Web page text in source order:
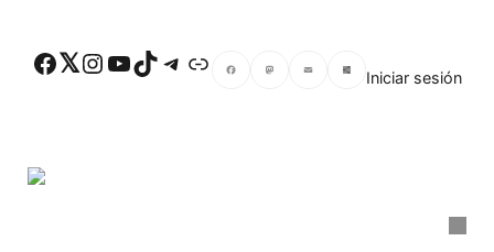
Facebook Twitter Instagram YouTube TikTok Telegram Enlace
Iniciar sesión